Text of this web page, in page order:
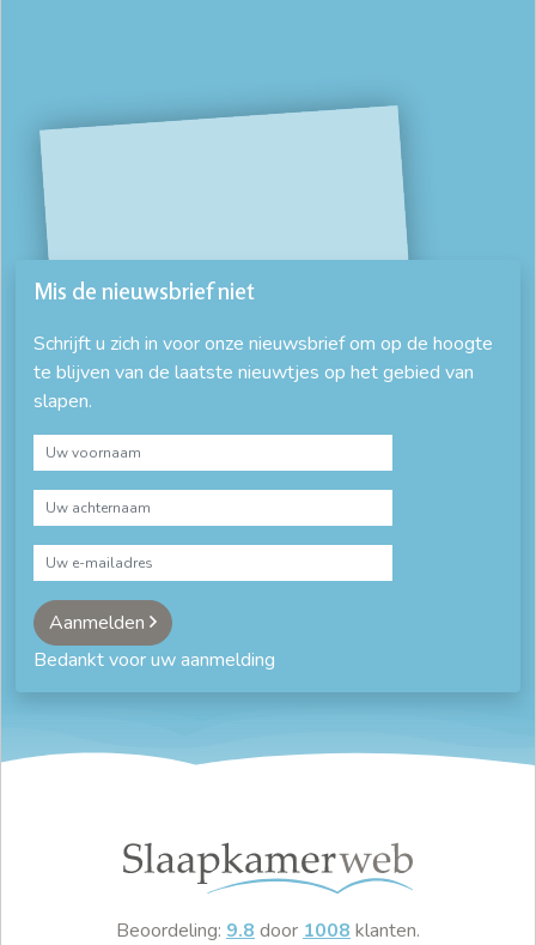
Mis de nieuwsbrief niet
Schrijft u zich in voor onze nieuwsbrief om op de hoogte
te blijven van de laatste nieuwtjes op het gebied van
slapen.
Aanmelden
Bedankt voor uw aanmelding
Beoordeling: 9.8 door 1008 klanten.